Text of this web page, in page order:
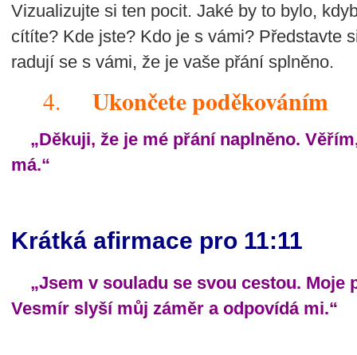
Vizualizujte si ten pocit. Jaké by to bylo,
cítíte? Kde jste? Kdo je s vámi? Představte
radují se s vámi, že je vaše přání splněno.
4. Ukončete poděkováním
„Děkuji, že je mé přání naplněno.
má.“
Krátká afirmace pro 11:11
„Jsem v souladu se svou cestou. Moje
Vesmír slyší můj záměr a odpovídá mi.“